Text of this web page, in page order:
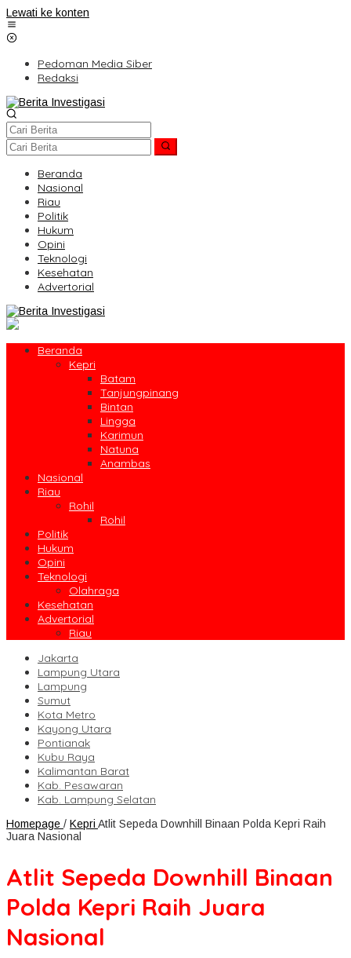
Lewati ke konten
Pedoman Media Siber
Redaksi
Beranda
Nasional
Riau
Politik
Hukum
Opini
Teknologi
Kesehatan
Advertorial
Beranda
Kepri
Batam
Tanjungpinang
Bintan
Lingga
Karimun
Natuna
Anambas
Nasional
Riau
Rohil
Rohil
Politik
Hukum
Opini
Teknologi
Olahraga
Kesehatan
Advertorial
Riau
Jakarta
Lampung Utara
Lampung
Sumut
Kota Metro
Kayong Utara
Pontianak
Kubu Raya
Kalimantan Barat
Kab. Pesawaran
Kab. Lampung Selatan
Homepage / Kepri Atlit Sepeda Downhill Binaan Polda Kepri Raih
Juara Nasional
Atlit Sepeda Downhill Binaan
Polda Kepri Raih Juara
Nasional